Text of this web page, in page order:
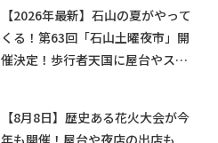
【2026年最新】石山の夏がやって
くる！第63回「石山土曜夜市」開
催決定！歩行者天国に屋台やステ
【8月8日】歴史ある花火大会が今